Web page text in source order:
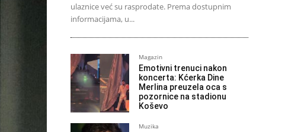
ulaznice već su rasprodate. Prema dostupnim
informacijama, u...
Magazin
Emotivni trenuci nakon
koncerta: Kćerka Dine
Merlina preuzela oca s
pozornice na stadionu
Koševo
Muzika